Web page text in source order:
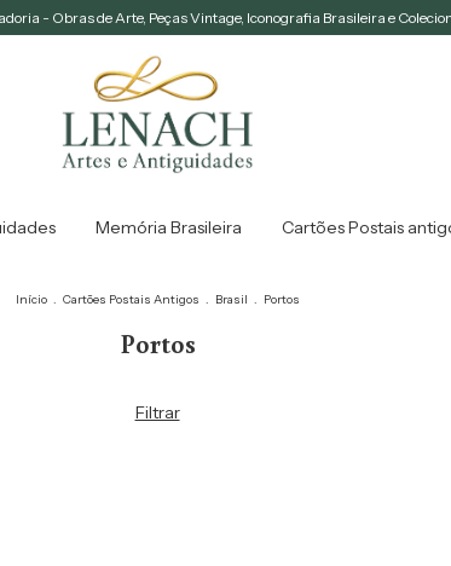
- Obras de Arte, Peças Vintage, Iconografia Brasileira e
Memória Brasileira Cartões Postais
Início . Cartões Postais Antigos . Brasil . Portos
Portos
Filtrar